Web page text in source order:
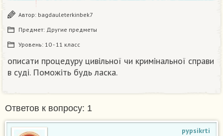
Автор: bagdauleterkinbek7
Предмет: Другие предметы
Уровень: 10 - 11 класс
описати процедуру цивільної чи кримінальної справи
в суді. Поможіть будь ласка.​
Ответов к вопросу: 1
pypsikrti